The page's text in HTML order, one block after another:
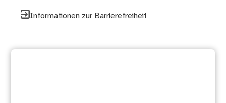
Informationen zur Barrierefreiheit